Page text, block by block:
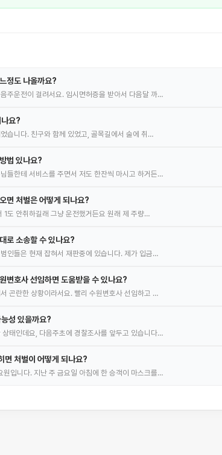
정도 나올까요?
주운전이 걸려서요. 임시면허증을 받아서 다음달 까…
요?
습니다. 친구와 함께 있었고, 골목길에서 술에 취…
법 있나요?
들한테 서비스를 주면서 저도 한잔씩 마시고 하거든…
면 처벌은 어떻게 되나요?
1도 안취하길래 그냥 운전했거든요 원래 제 주량…
로 소송할 수 있나요?
인들은 현재 잡혀서 재판중에 있습니다. 제가 입금…
변호사 선임하면 도움받을 수 있나요?
곤란한 상황이라서요. 빨리 수원변호사 선임하고 …
성 있을까요?
태인데요, 다음주초에 경찰조사를 앞두고 있습니다…
면 처벌이 어떻게 되나요?
원입니다. 지난 주 금요일 아침에 한 승객이 마스크를…